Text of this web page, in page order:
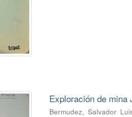
Exploración de
Bermudez, Salvador